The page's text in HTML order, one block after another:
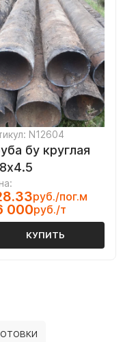
N12604
бу круглая
руб./пог.м
000руб./т
КУПИТЬ